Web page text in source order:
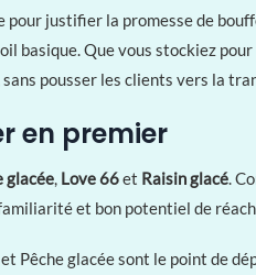
pour justifier la promesse de
Que vous stockiez pour
pousser les clients vers la
en premier
, Love 66et Raisin glacé.
et bon potentiel de
Pêche glacée sont le point de